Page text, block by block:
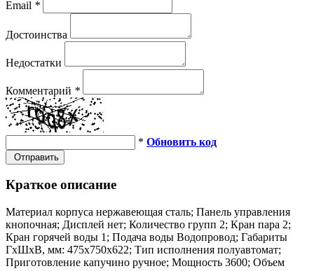
Email *
Достоинства
Недостатки
Комментарий *
* Обновить код
Отправить
Краткое описание
Материал корпуса нержавеющая сталь; Панель управления
кнопочная; Дисплей нет; Количество групп 2; Кран пара 2;
Кран горячей воды 1; Подача воды Водопровод; Габариты
ГхШхВ, мм: 475х750х622; Тип исполнения полуавтомат;
Приготовление капучино ручное; Мощность 3600; Объем